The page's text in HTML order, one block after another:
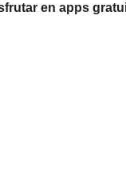
en apps